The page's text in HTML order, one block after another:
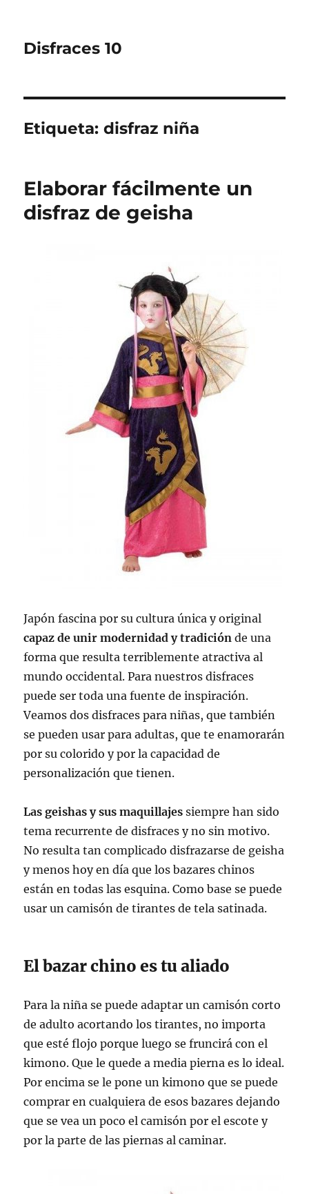
Disfraces 10
Etiqueta:disfraz niña
Elaborar fácilmente un
disfraz de geisha
Japón fascina por su cultura única y original
capaz de unir modernidad y tradición de una
forma que resulta terriblemente atractiva al
mundo occidental. Para nuestros disfraces
puede ser toda una fuente de inspiración.
Veamos dos disfraces para niñas, que también
se pueden usar para adultas, que te enamorarán
por su colorido y por la capacidad de
personalización que tienen.
Las geishas y sus maquillajes siempre han sido
tema recurrente de disfraces y no sin motivo.
No resulta tan complicado disfrazarse de geisha
y menos hoy en día que los bazares chinos
están en todas las esquina. Como base se puede
usar un camisón de tirantes de tela satinada.
El bazar chino es tu aliado
Para la niña se puede adaptar un camisón corto
de adulto acortando los tirantes, no importa
que esté flojo porque luego se fruncirá con el
kimono. Que le quede a media pierna es lo ideal.
Por encima se le pone un kimono que se puede
comprar en cualquiera de esos bazares dejando
que se vea un poco el camisón por el escote y
por la parte de las piernas al caminar.